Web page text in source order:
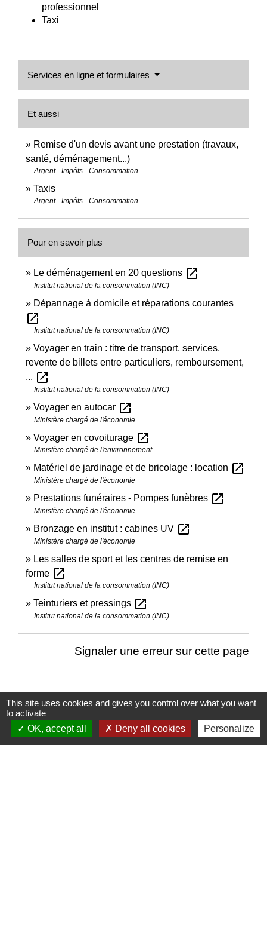
professionnel
Taxi
Services en ligne et formulaires
Et aussi
Remise d'un devis avant une prestation (travaux,
santé, déménagement...)
Argent - Impôts - Consommation
Taxis
Argent - Impôts - Consommation
Pour en savoir plus
Le déménagement en 20 questions open_in_new
Institut national de la consommation (INC)
Dépannage à domicile et réparations courantes
open_in_new
Institut national de la consommation (INC)
Voyager en train : titre de transport, services,
revente de billets entre particuliers, remboursement,
... open_in_new
Institut national de la consommation (INC)
Voyager en autocar open_in_new
Ministère chargé de l'économie
Voyager en covoiturage open_in_new
Ministère chargé de l'environnement
Matériel de jardinage et de bricolage : location open_in_new
Ministère chargé de l'économie
Prestations funéraires - Pompes funèbres open_in_new
Ministère chargé de l'économie
Bronzage en institut : cabines UV open_in_new
Ministère chargé de l'économie
Les salles de sport et les centres de remise en
forme open_in_new
Institut national de la consommation (INC)
Teinturiers et pressings open_in_new
Institut national de la consommation (INC)
Signaler une erreur sur cette page
Nous contacter
This site uses cookies and gives you control over what you want
to activate
OK, accept all
Deny all cookies Personalize